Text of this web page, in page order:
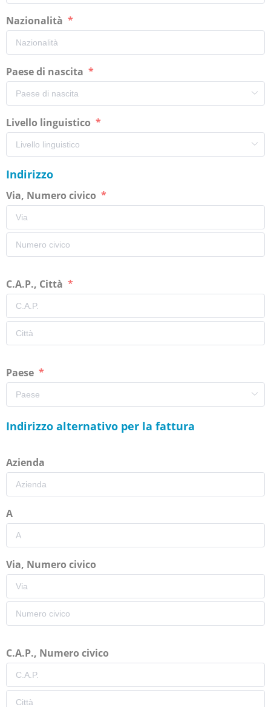
Nazionalità
Paese di nascita
Livello linguistico
Indirizzo
Via, Numero civico
C.A.P., Città
Paese
Indirizzo alternativo per la fattura
Azienda
A
Via, Numero civico
C.A.P., Numero civico